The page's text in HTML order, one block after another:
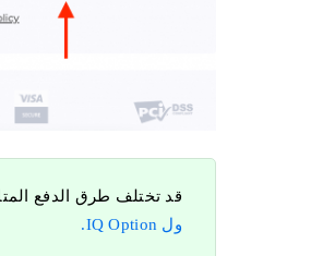
قد تختلف طرق الدفع
ول IQ Option.